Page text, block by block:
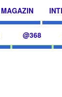
MAGAZIN
@368